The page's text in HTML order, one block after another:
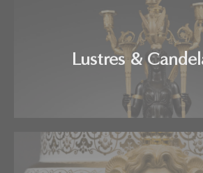
Lustres &